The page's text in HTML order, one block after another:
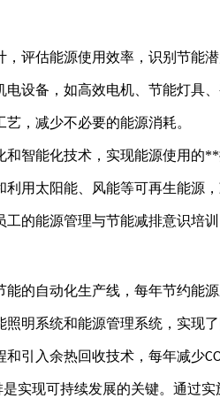
评估能源使用效率，识别节能潜
设备，如高效电机、节能灯具、
，减少不必要的能源消耗。
智能化技术，实现能源使用的**
用太阳能、风能等可再生能源，
的能源管理与节能减排意识培
能的自动化生产线，每年节约能
照明系统和能源管理系统，实现
和引入余热回收技术，每年减少
实现可持续发展的关键。通过